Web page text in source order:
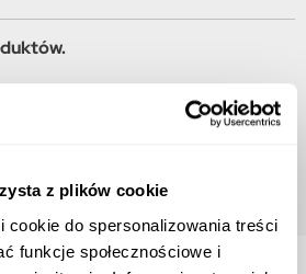
z plików cookie
cookie do spersonalizowania treści
funkcje społecznościowe i
zostanie wyświetlonych więcej